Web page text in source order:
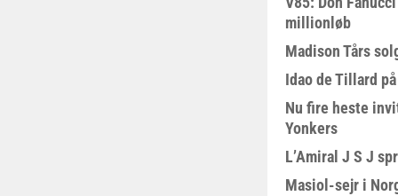
millionløb
Madison Tårs
Idao de Tillard
Nu fire heste
Yonkers
L’Amiral J S J
Masiol-sejr i